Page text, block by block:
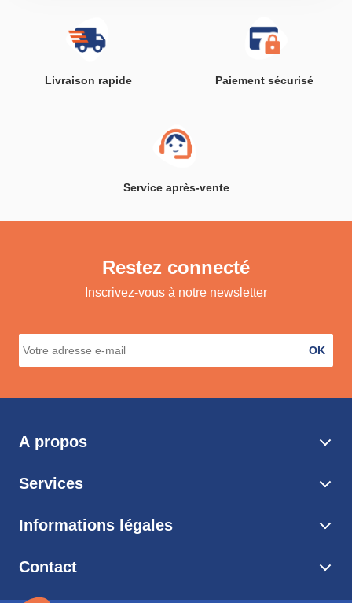
Livraison rapide Paiement sécurisé
Service après-vente
Restez connecté
Inscrivez-vous à notre newsletter
OK
A propos
Services
Informations légales
Contact